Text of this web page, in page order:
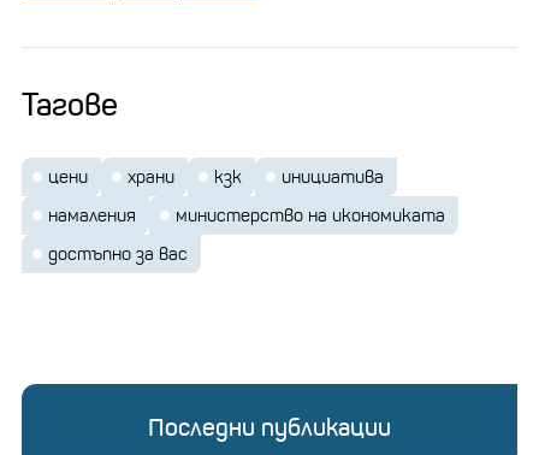
Тагове
цени храни кзк
инициатива
намаления
министерство на икономиката
достъпно за вас
Последни публикации